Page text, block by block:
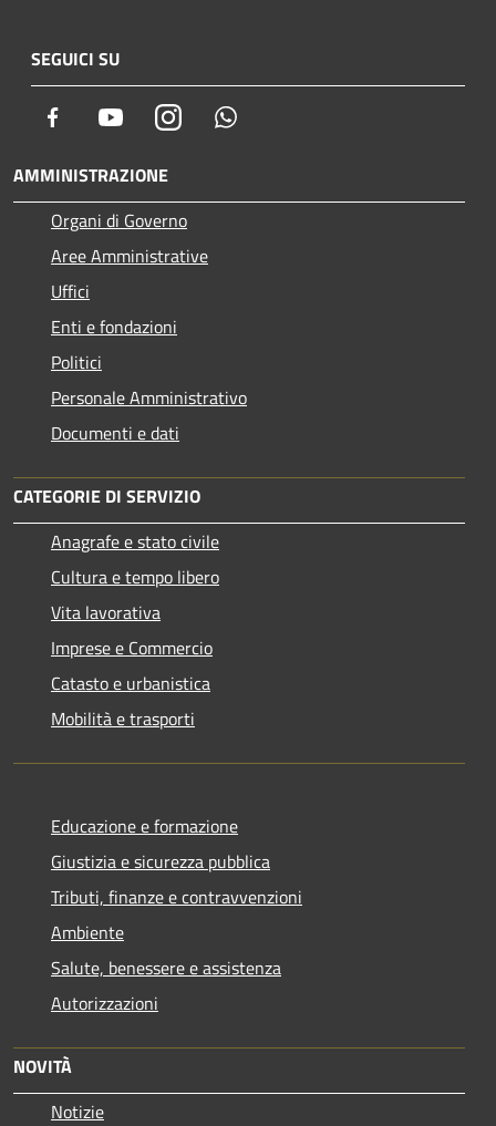
SEGUICI SU
Facebook YoutubeInstagram
AMMINISTRAZIONE
Organi di Governo
Aree Amministrative
Uffici
Enti e fondazioni
Politici
Personale Amministrativo
Documenti e dati
CATEGORIE DI SERVIZIO
Anagrafe e stato civile
Cultura e tempo libero
Vita lavorativa
Imprese e Commercio
Catasto e urbanistica
Mobilità e trasporti
Educazione e formazione
Giustizia e sicurezza pubblica
Tributi, finanze e contravvenzioni
Ambiente
Salute, benessere e assistenza
Autorizzazioni
NOVITÀ
Notizie